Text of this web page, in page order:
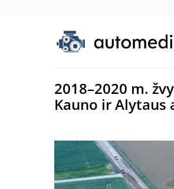
2018–2020 m.
Kauno ir Alytaus